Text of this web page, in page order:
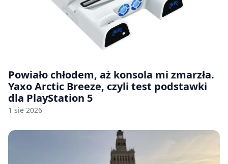
Powiało chłodem, aż konsola mi zmarzła.
Yaxo Arctic Breeze, czyli test podstawki
dla PlayStation 5
1 sie 2026